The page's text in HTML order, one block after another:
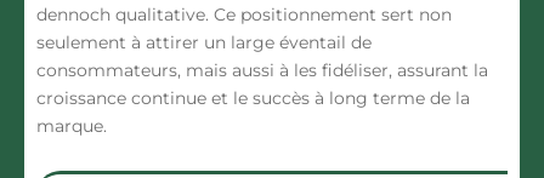
dennoch qualitative. Ce positionnement sert non
seulement à attirer un large éventail de
consommateurs, mais aussi à les fidéliser, assurant la
croissance continue et le succès à long terme de la
marque.